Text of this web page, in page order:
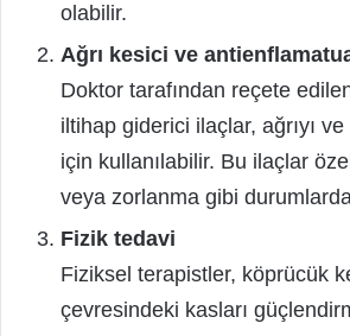
olabilir.
Ağrı kesici ve
Doktor tarafından reçete
iltihap giderici ilaçlar, ağrıyı
için kullanılabilir. Bu ilaçlar
veya zorlanma gibi
Fizik tedavi
Fiziksel terapistler, köprücük
çevresindeki kasları